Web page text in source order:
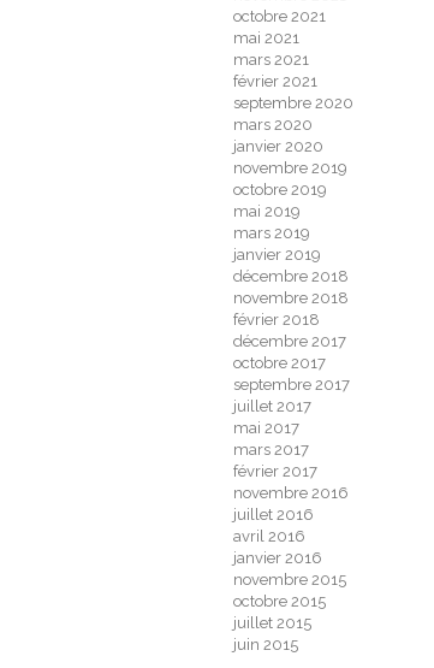
octobre 2021
mai 2021
mars 2021
février 2021
septembre 2020
mars 2020
janvier 2020
novembre 2019
octobre 2019
mai 2019
mars 2019
janvier 2019
décembre 2018
novembre 2018
février 2018
décembre 2017
octobre 2017
septembre 2017
juillet 2017
mai 2017
mars 2017
février 2017
novembre 2016
juillet 2016
avril 2016
janvier 2016
novembre 2015
octobre 2015
juillet 2015
juin 2015